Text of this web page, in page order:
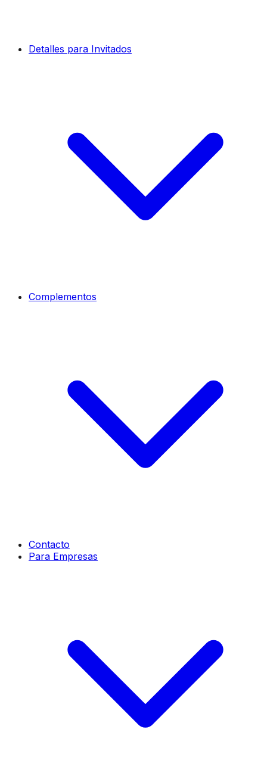
Detalles para Invitados
Complementos
Contacto
Para Empresas